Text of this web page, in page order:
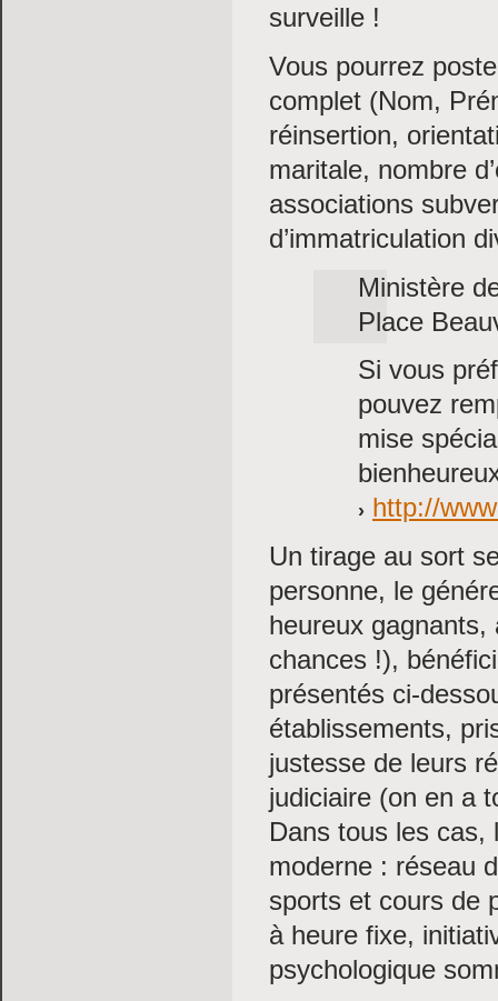
surveille !
Vous pourrez
complet (Nom,
réinsertion,
maritale, nombre
associations
d’immatriculation
Ministère
Place
Si vous
pouvez
mise
http://
Un tirage au sort
personne, le
heureux
chances !),
présentés ci-
établissements,
justesse de leurs
judiciaire (on en a
Dans tous les cas,
moderne : réseau
sports et cours de
à heure fixe,
psychologique